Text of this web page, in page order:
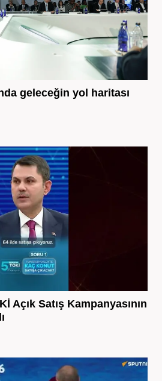
geleceğin yol haritası
Açık Satış Kampanyasının